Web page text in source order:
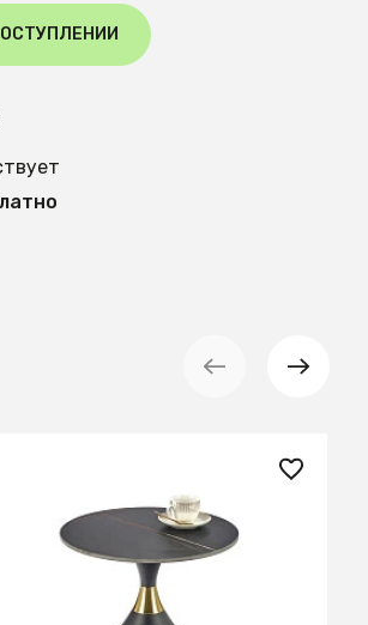
Стол журн. Halmar SCALITA
черн./черн./золотой